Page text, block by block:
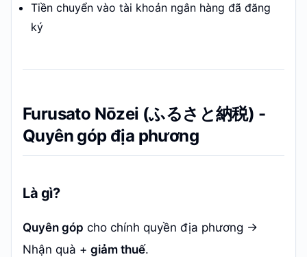
Tiền chuyển vào tài khoản ngân hàng đã đăng
ký
Furusato Nōzei (ふるさと納税) -
Quyên góp địa phương
Là gì?
Quyên góp cho chính quyền địa phương →
Nhận quà + giảm thuế.